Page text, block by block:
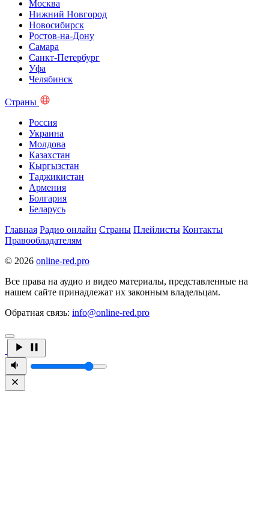
Москва
Нижний Новгород
Новосибирск
Ростов-на-Дону
Самара
Санкт-Петербург
Уфа
Челябинск
Страны
Россия
Украина
Молдова
Казахстан
Кыргызстан
Таджикистан
Армения
Болгария
Беларусь
Главная Радио онлайн Страны Плейлисты Контакты
Правообладателям
© 2026 online-red.pro
Все права на аудио и видео материалы, представленные на
нашем сайте принадлежат их законным владельцам.
Обратная связь: info@online-red.pro